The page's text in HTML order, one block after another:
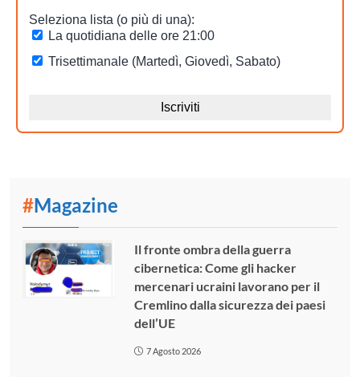
#Magazine
Il fronte ombra della guerra
cibernetica: Come gli hacker
mercenari ucraini lavorano per il
Cremlino dalla sicurezza dei paesi
dell’UE
7 Agosto 2026